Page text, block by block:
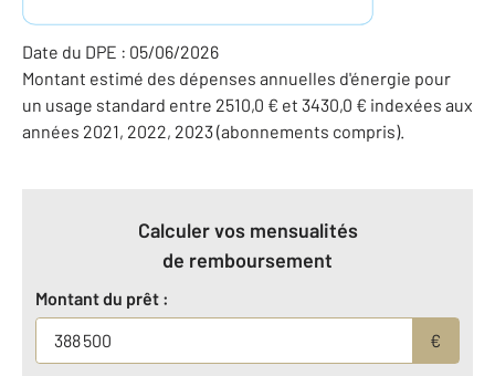
Date du DPE : 05/06/2026
Montant estimé des dépenses annuelles d'énergie pour
un usage standard entre 2510,0 € et 3430,0 € indexées aux
années 2021, 2022, 2023 (abonnements compris).
Calculer vos mensualités
de remboursement
Montant du prêt :
€